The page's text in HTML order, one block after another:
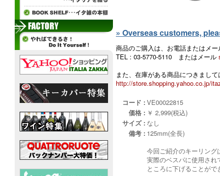
» Overseas customers,
商品のご購入は、お電話またはメ
TEL : 03-5770-5110 またはメール
また、在庫がある商品につきまし
http://store.shopping.yahoo.co.jp/
コード : VE00022815
価格 : ￥ 2,999(税込)
サイズ : なし
備考 : 125mm(全長)
今回ご紹介のキーリン
実際のベスパに使用さ
ところに下げることが